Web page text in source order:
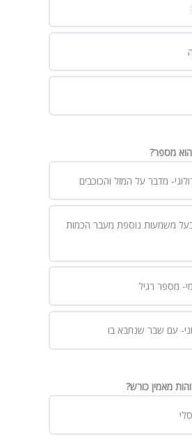
מדבר על המזל והכוכבים
בעל משמעות נוספת מעבר הכמות
מספר רגיל
עם שבר שנחבא בו
מאמין כורש?